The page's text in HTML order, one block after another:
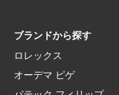
ブランドから探す
ロレックス
オーデマ ピゲ